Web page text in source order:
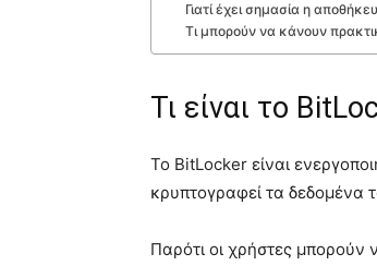
Γιατί έχει σημασία η
Τι μπορούν να κάνουν
Τι είναι το
Το BitLocker είναι
κρυπτογραφεί τα δεδομένα
Παρότι οι χρήστες